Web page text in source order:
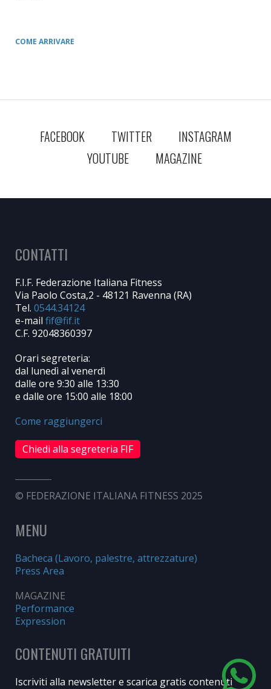
COME ARRIVARE
FACEBOOK TWITTER
INSTAGRAM
YOUTUBE
MAGAZINE
CONTATTI
F.I.F. Federazione Italiana Fitness
Via Paolo Costa,2 - 48121 Ravenna (RA)
Tel. 0544.34124
e-mail
C.F. 92048360397
Orari segreteria:
dal lunedì al venerdì
dalle ore 9:30 alle 13:30
e dalle ore 15:00 alle 18:00
Come raggiungerci
Chiedi alla segreteria FIF
© FEDERAZIONE ITALIANA FITNESS 2025
MENU
Bacheca (Lavoro, palestre, attrezzature)
Press Area
MAGAZINE
Performance
Expression
CONTENUTI GRATUITI
Iscriviti alla newsletter e scarica gratis contenuti